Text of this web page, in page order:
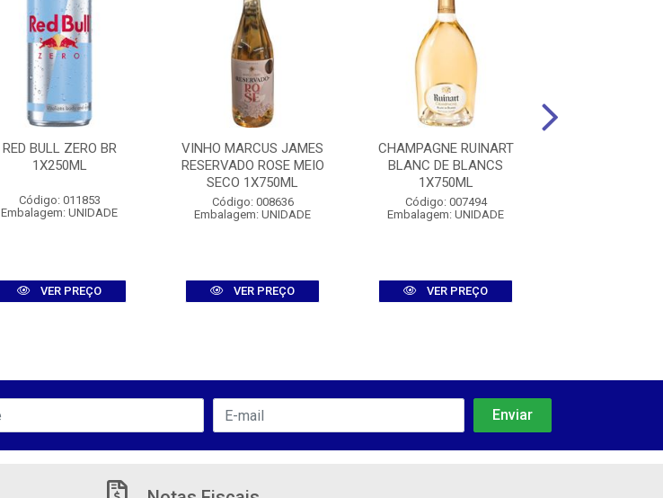
RED BULL ZERO BR
1X250ML
Código: 011853
Embalagem: UNIDADE
VER PREÇO
VINHO MARCUS JAMES
RESERVADO ROSE MEIO
SECO 1X750ML
Código: 008636
Embalagem: UNIDADE
VER PREÇO
CHAMPAGNE RUINART
BLANC DE BLANCS
1X750ML
Código: 007494
Embalagem: UNIDADE
VER PREÇO